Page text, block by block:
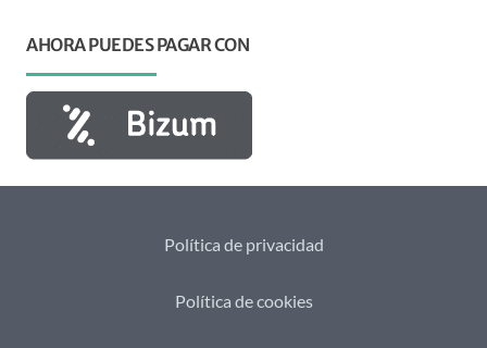
AHORA PUEDES PAGAR CON
Política de privacidad
Política de cookies